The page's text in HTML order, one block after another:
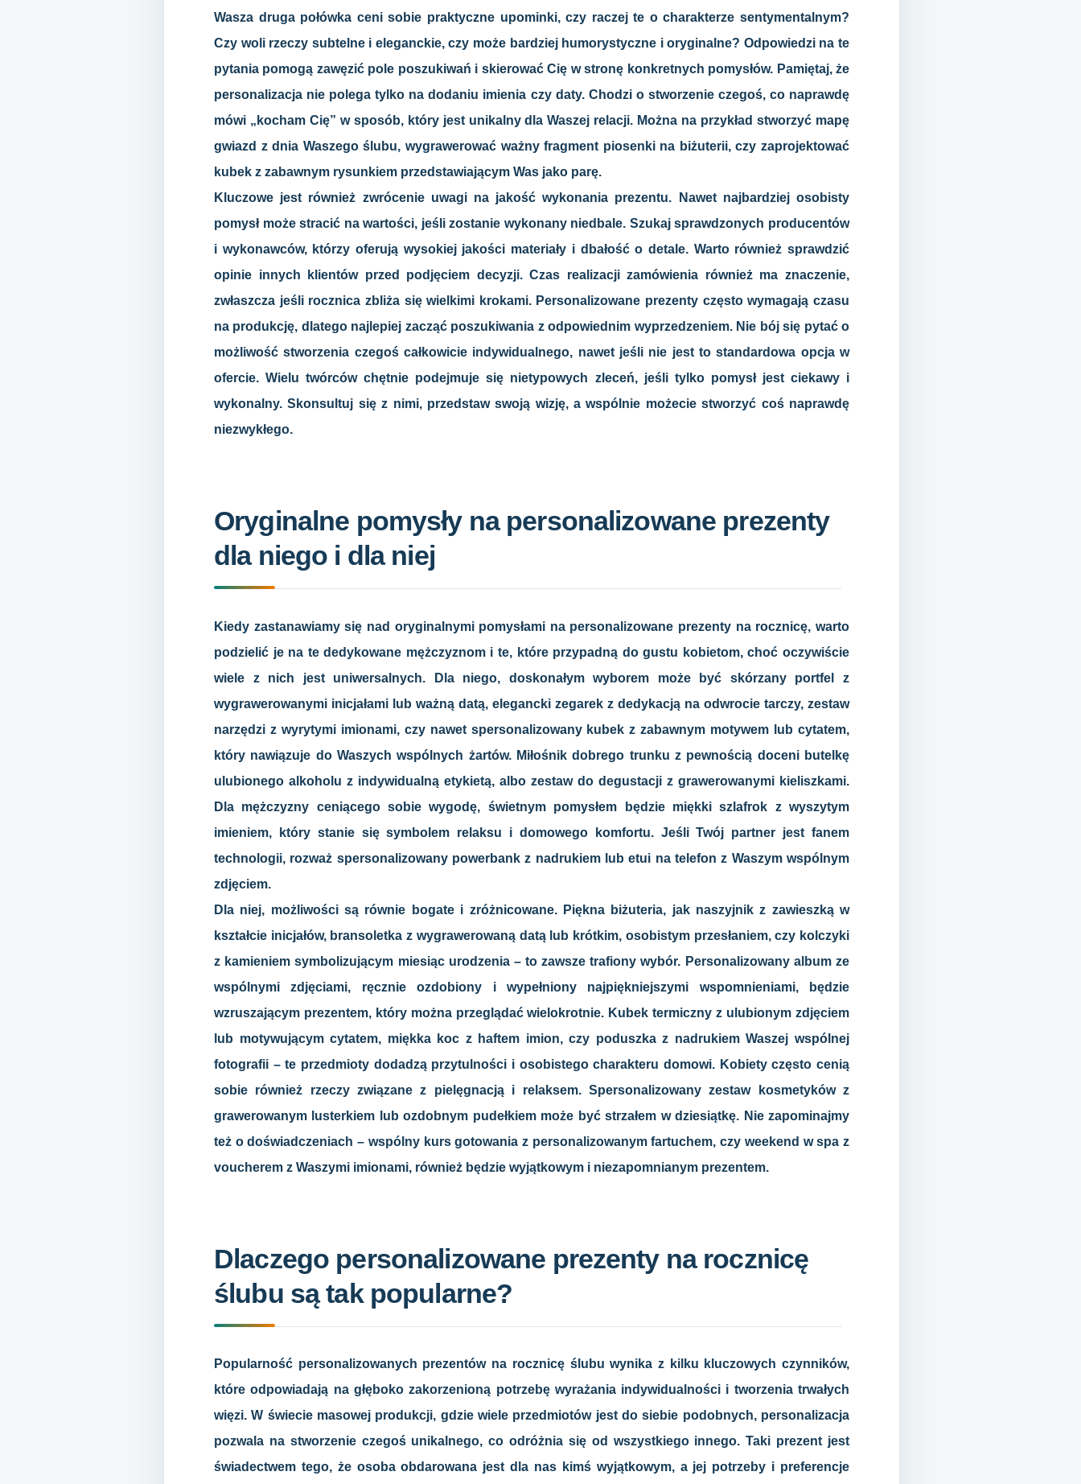
Wasza druga połówka ceni sobie praktyczne upominki, czy raczej te o charakterze sentymentalnym?
Czy woli rzeczy subtelne i eleganckie, czy może bardziej humorystyczne i oryginalne? Odpowiedzi na te
pytania pomogą zawęzić pole poszukiwań i skierować Cię w stronę konkretnych pomysłów. Pamiętaj, że
personalizacja nie polega tylko na dodaniu imienia czy daty. Chodzi o stworzenie czegoś, co naprawdę
mówi „kocham Cię” w sposób, który jest unikalny dla Waszej relacji. Można na przykład stworzyć mapę
gwiazd z dnia Waszego ślubu, wygrawerować ważny fragment piosenki na biżuterii, czy zaprojektować
kubek z zabawnym rysunkiem przedstawiającym Was jako parę.
Kluczowe jest również zwrócenie uwagi na jakość wykonania prezentu. Nawet najbardziej osobisty
pomysł może stracić na wartości, jeśli zostanie wykonany niedbale. Szukaj sprawdzonych producentów
i wykonawców, którzy oferują wysokiej jakości materiały i dbałość o detale. Warto również sprawdzić
opinie innych klientów przed podjęciem decyzji. Czas realizacji zamówienia również ma znaczenie,
zwłaszcza jeśli rocznica zbliża się wielkimi krokami. Personalizowane prezenty często wymagają czasu
na produkcję, dlatego najlepiej zacząć poszukiwania z odpowiednim wyprzedzeniem. Nie bój się pytać o
możliwość stworzenia czegoś całkowicie indywidualnego, nawet jeśli nie jest to standardowa opcja w
ofercie. Wielu twórców chętnie podejmuje się nietypowych zleceń, jeśli tylko pomysł jest ciekawy i
wykonalny. Skonsultuj się z nimi, przedstaw swoją wizję, a wspólnie możecie stworzyć coś naprawdę
niezwykłego.
Oryginalne pomysły na personalizowane prezenty
dla niego i dla niej
Kiedy zastanawiamy się nad oryginalnymi pomysłami na personalizowane prezenty na rocznicę, warto
podzielić je na te dedykowane mężczyznom i te, które przypadną do gustu kobietom, choć oczywiście
wiele z nich jest uniwersalnych. Dla niego, doskonałym wyborem może być skórzany portfel z
wygrawerowanymi inicjałami lub ważną datą, elegancki zegarek z dedykacją na odwrocie tarczy, zestaw
narzędzi z wyrytymi imionami, czy nawet spersonalizowany kubek z zabawnym motywem lub cytatem,
który nawiązuje do Waszych wspólnych żartów. Miłośnik dobrego trunku z pewnością doceni butelkę
ulubionego alkoholu z indywidualną etykietą, albo zestaw do degustacji z grawerowanymi kieliszkami.
Dla mężczyzny ceniącego sobie wygodę, świetnym pomysłem będzie miękki szlafrok z wyszytym
imieniem, który stanie się symbolem relaksu i domowego komfortu. Jeśli Twój partner jest fanem
technologii, rozważ spersonalizowany powerbank z nadrukiem lub etui na telefon z Waszym wspólnym
zdjęciem.
Dla niej, możliwości są równie bogate i zróżnicowane. Piękna biżuteria, jak naszyjnik z zawieszką w
kształcie inicjałów, bransoletka z wygrawerowaną datą lub krótkim, osobistym przesłaniem, czy kolczyki
z kamieniem symbolizującym miesiąc urodzenia – to zawsze trafiony wybór. Personalizowany album ze
wspólnymi zdjęciami, ręcznie ozdobiony i wypełniony najpiękniejszymi wspomnieniami, będzie
wzruszającym prezentem, który można przeglądać wielokrotnie. Kubek termiczny z ulubionym zdjęciem
lub motywującym cytatem, miękka koc z haftem imion, czy poduszka z nadrukiem Waszej wspólnej
fotografii – te przedmioty dodadzą przytulności i osobistego charakteru domowi. Kobiety często cenią
sobie również rzeczy związane z pielęgnacją i relaksem. Spersonalizowany zestaw kosmetyków z
grawerowanym lusterkiem lub ozdobnym pudełkiem może być strzałem w dziesiątkę. Nie zapominajmy
też o doświadczeniach – wspólny kurs gotowania z personalizowanym fartuchem, czy weekend w spa z
voucherem z Waszymi imionami, również będzie wyjątkowym i niezapomnianym prezentem.
Dlaczego personalizowane prezenty na rocznicę
ślubu są tak popularne?
Popularność personalizowanych prezentów na rocznicę ślubu wynika z kilku kluczowych czynników,
które odpowiadają na głęboko zakorzenioną potrzebę wyrażania indywidualności i tworzenia trwałych
więzi. W świecie masowej produkcji, gdzie wiele przedmiotów jest do siebie podobnych, personalizacja
pozwala na stworzenie czegoś unikalnego, co odróżnia się od wszystkiego innego. Taki prezent jest
świadectwem tego, że osoba obdarowana jest dla nas kimś wyjątkowym, a jej potrzeby i preferencje